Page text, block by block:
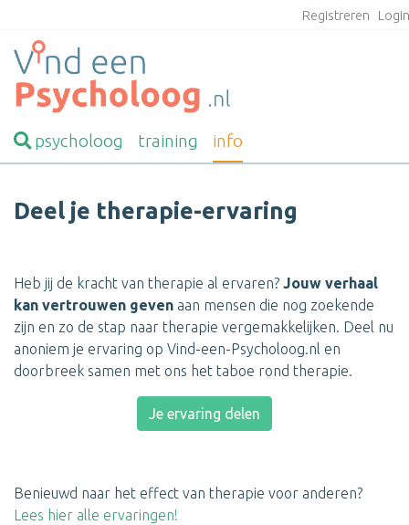
Registreren
psycholoog training info
Deel je therapie-ervaring
Heb jij de kracht van therapie al ervaren? Jouw verhaal
kan vertrouwen geven aan mensen die nog zoekende
zijn en zo de stap naar therapie vergemakkelijken. Deel nu
anoniem je ervaring op Vind-een-Psycholoog.nl en
doorbreek samen met ons het taboe rond therapie.
Je ervaring delen
Benieuwd naar het effect van therapie voor anderen?
Lees hier alle ervaringen!